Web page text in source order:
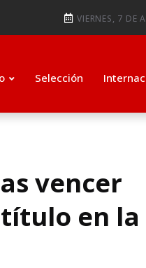
VIERNES, 7 DE
Selección
vencer
en la